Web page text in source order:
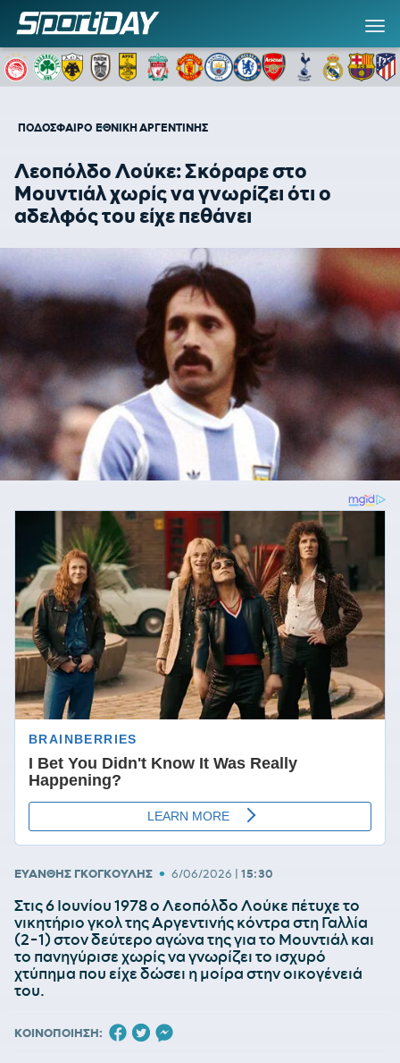
ΠΟΔΟΣΦΑΙΡΟ ΕΘΝΙΚΗ ΑΡΓΕΝΤΙΝΗΣ
Λεοπόλδο Λούκε: Σκόραρε στο
Μουντιάλ χωρίς να γνωρίζει ότι ο
αδελφός του είχε πεθάνει
ΕΥΑΝΘΗΣ ΓΚΟΓΚΟΥΛΗΣ • 6/06/2026 | 15:30
Στις 6 Ιουνίου 1978 ο Λεοπόλδο Λούκε πέτυχε το
νικητήριο γκολ της Αργεντινής κόντρα στη Γαλλία
(2-1) στον δεύτερο αγώνα της για το Μουντιάλ και
το πανηγύρισε χωρίς να γνωρίζει το ισχυρό
χτύπημα που είχε δώσει η μοίρα στην οικογένειά
του.
ΚΟΙΝΟΠΟΙΗΣΗ: